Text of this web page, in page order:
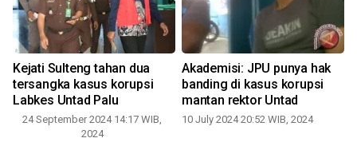
Kejati Sulteng tahan dua
tersangka kasus korupsi
Labkes Untad Palu
24 September 2024 14:17 WIB,
2024
Akademisi: JPU punya hak
banding di kasus korupsi
mantan rektor Untad
10 July 2024 20:52 WIB, 2024